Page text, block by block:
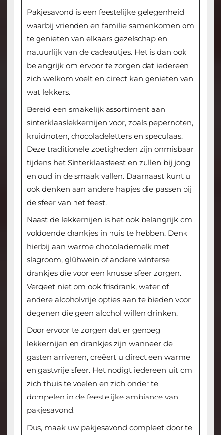
Pakjesavond is een feestelijke gelegenheid
waarbij vrienden en familie samenkomen om
te genieten van elkaars gezelschap en
natuurlijk van de cadeautjes. Het is dan ook
belangrijk om ervoor te zorgen dat iedereen
zich welkom voelt en direct kan genieten van
wat lekkers.
Bereid een smakelijk assortiment aan
sinterklaaslekkernijen voor, zoals pepernoten,
kruidnoten, chocoladeletters en speculaas.
Deze traditionele zoetigheden zijn onmisbaar
tijdens het Sinterklaasfeest en zullen bij jong
en oud in de smaak vallen. Daarnaast kunt u
ook denken aan andere hapjes die passen bij
de sfeer van het feest.
Naast de lekkernijen is het ook belangrijk om
voldoende drankjes in huis te hebben. Denk
hierbij aan warme chocolademelk met
slagroom, glühwein of andere winterse
drankjes die voor een knusse sfeer zorgen.
Vergeet niet om ook frisdrank, water of
andere alcoholvrije opties aan te bieden voor
degenen die geen alcohol willen drinken.
Door ervoor te zorgen dat er genoeg
lekkernijen en drankjes zijn wanneer de
gasten arriveren, creëert u direct een warme
en gastvrije sfeer. Het nodigt iedereen uit om
zich thuis te voelen en zich onder te
dompelen in de feestelijke ambiance van
pakjesavond.
Dus, maak uw pakjesavond compleet door te